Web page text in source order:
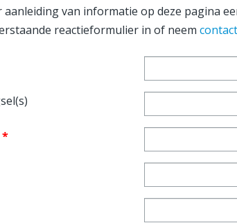
aanleiding van informatie op deze pagina
reactieformulier in of neem contact
*